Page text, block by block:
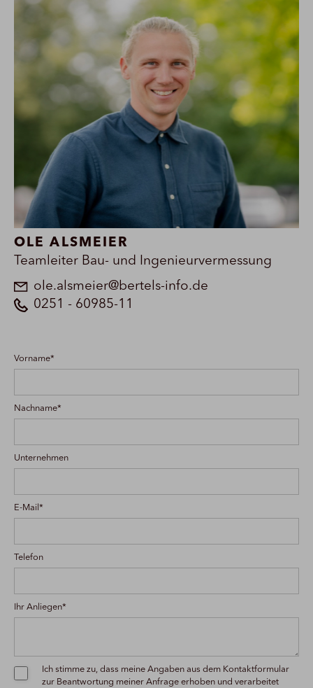
OLE ALSMEIER
Teamleiter Bau- und Ingenieurvermessung
ole.alsmeier@bertels-info.de
0251 - 60985-11
Vorname*
Nachname*
Unternehmen
E-Mail*
Telefon
Ihr Anliegen*
Ich stimme zu, dass meine Angaben aus dem Kontaktformular
zur Beantwortung meiner Anfrage erhoben und verarbeitet